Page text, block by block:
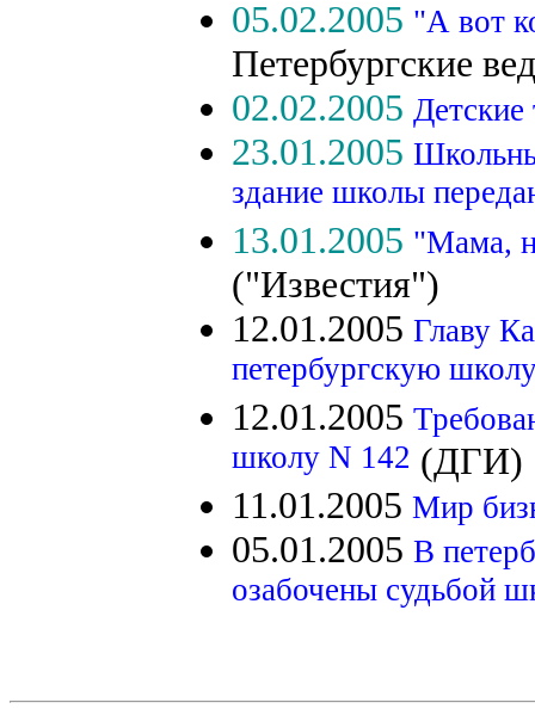
05.02.2005 "А вот
Петербургские
02.02.2005 Детские
23.01.2005
здание школы
13.01.2005 "Мама,
("Известия")
12.01.2005 Главу
петербургскую
12.01.2005
школу N 142 (ДГИ)
11.01.2005 Мир
05.01.2005 В
озабочены судьбой